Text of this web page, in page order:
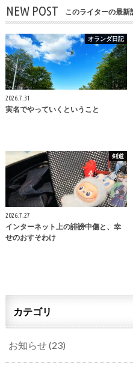
NEW POST このライターの最新
オランダ日記
2026.7.31
実名でやっていくということ
剣道
2026.7.27
インターネット上の誹謗中傷と、幸
せのおすそわけ
カテゴリ
お知らせ(23)